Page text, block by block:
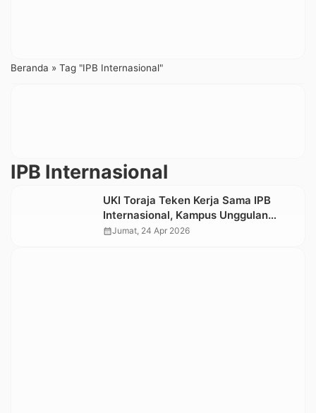
Beranda » Tag "IPB Internasional"
IPB Internasional
UKI Toraja Teken Kerja Sama IPB
Internasional, Kampus Unggulan
Bidang Industri Pariwisata,
calendar_monthJumat, 24 Apr 2026